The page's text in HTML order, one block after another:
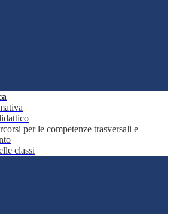
per le competenze trasversali e
classi